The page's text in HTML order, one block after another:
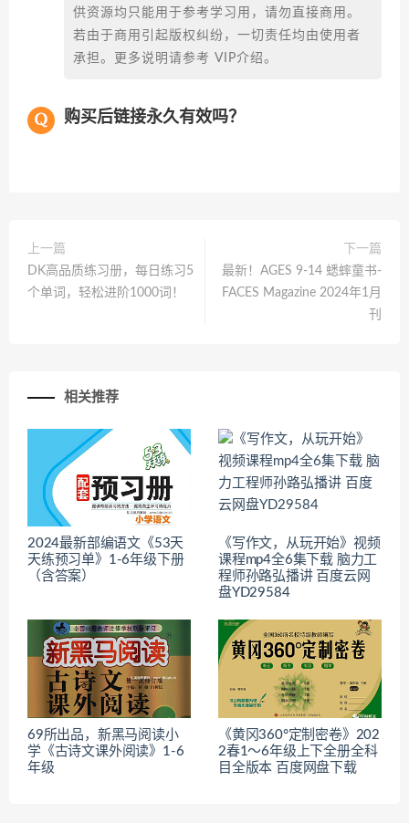
供资源均只能用于参考学习用，请勿直接商用。
若由于商用引起版权纠纷，一切责任均由使用者
承担。更多说明请参考 VIP介绍。
购买后链接永久有效吗？
上一篇
DK高品质练习册，每日练习5
个单词，轻松进阶1000词！
下一篇
最新！AGES 9-14 蟋蟀童书-
FACES Magazine 2024年1月
刊
相关推荐
2024最新部编语文《53天
天练预习单》1-6年级下册
（含答案）
《写作文，从玩开始》视频
课程mp4全6集下载 脑力工
程师孙路弘播讲 百度云网
盘YD29584
69所出品，新黑马阅读小
学《古诗文课外阅读》1-6
年级
《黄冈360°定制密卷》202
2春1～6年级上下全册全科
目全版本 百度网盘下载